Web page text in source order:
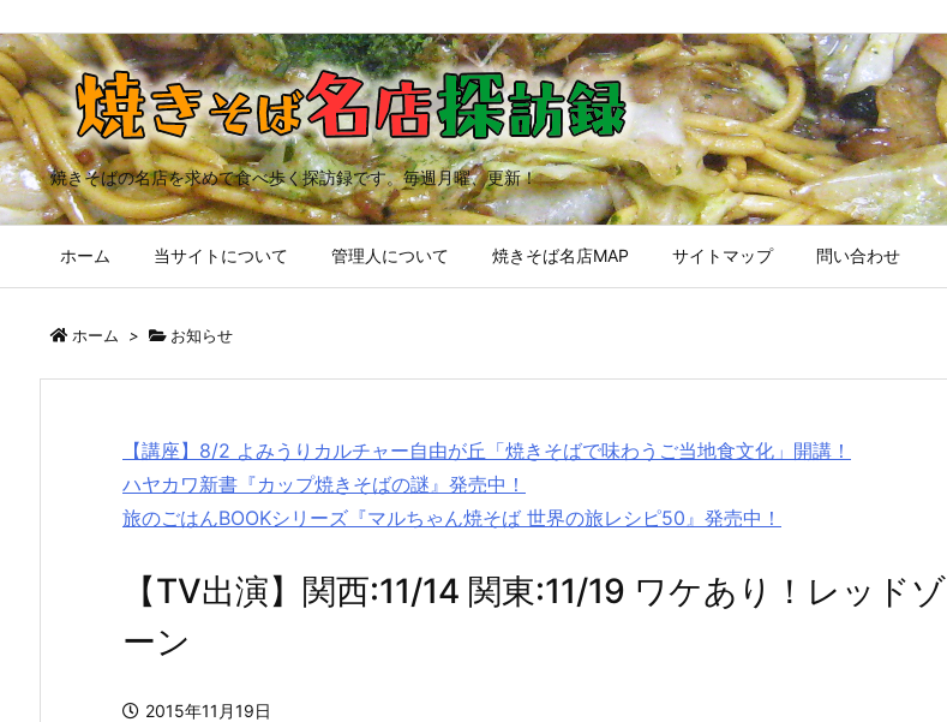
焼きそばの名店を求めて食べ歩く探訪録です。毎週月曜、更新！
ホーム 当サイトについて 管理人について 焼きそば名店MAP サイトマップ 問い合わせ
ホーム > お知らせ
【講座】8/2 よみうりカルチャー自由が丘「焼きそばで味わうご当地食文化」開講！
ハヤカワ新書『カップ焼きそばの謎』発売中！
旅のごはんBOOKシリーズ『マルちゃん焼そば 世界の旅レシピ50』発売中！
【TV出演】関西:11/14 関東:11/19 ワケあり！レッドゾ
ーン
2015年11月19日